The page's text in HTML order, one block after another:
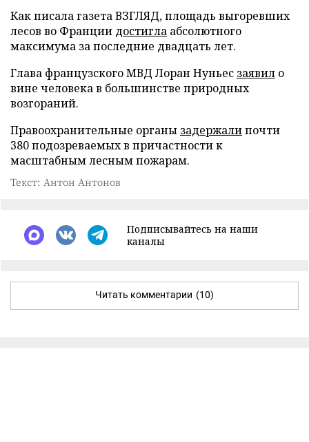
Как писала газета ВЗГЛЯД, площадь выгоревших
лесов во Франции достигла абсолютного
максимума за последние двадцать лет.
Глава французского МВД Лоран Нуньес заявил о
вине человека в большинстве природных
возгораний.
Правоохранительные органы задержалипочти
380 подозреваемых в причастности к
масштабным лесным пожарам.
Текст: Антон Антонов
Подписывайтесь на наши
каналы
Читать комментарии (10)